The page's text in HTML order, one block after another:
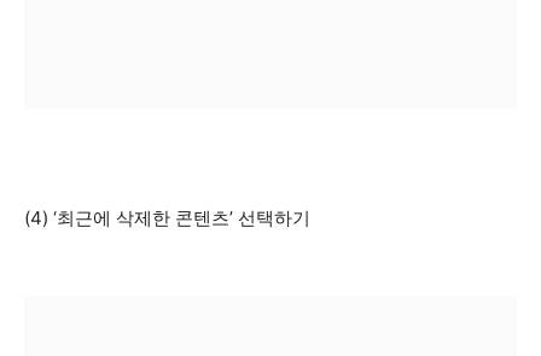
(4) ‘최근에 삭제한 콘텐츠’ 선택하기